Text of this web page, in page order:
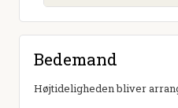
Bedemand
Højtideligheden bliver